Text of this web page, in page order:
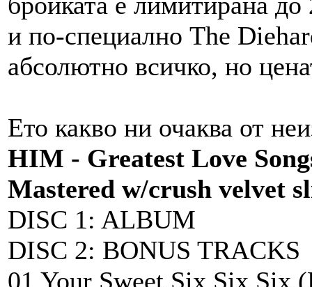
и по-специално The
абсолютно всичко, но
Ето какво ни очаква от
HIM - Greatest Love
Mastered w/crush velvet
DISC 1: ALBUM
DISC 2: BONUS TRACKS
01 Your Sweet Six Six